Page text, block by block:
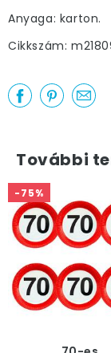
Anyaga: karton.
Cikkszám:
További
-75%